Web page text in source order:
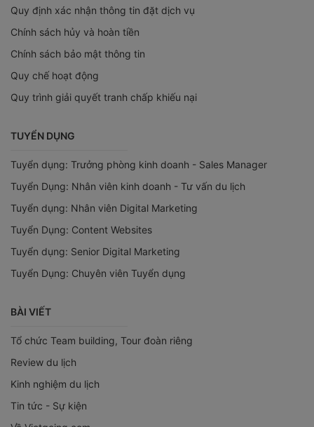
Quy định xác nhận thông tin đặt dịch vụ
Chính sách hủy và hoàn tiền
Chính sách bảo mật thông tin
Quy chế hoạt động
Quy trình giải quyết tranh chấp khiếu nại
TUYỂN DỤNG
Tuyển dụng: Trưởng phòng kinh doanh - Sales Manager
Tuyển Dụng: Nhân viên kinh doanh - Tư vấn du lịch
Tuyển dụng: Nhân viên Digital Marketing
Tuyển Dụng: Content Websites
Tuyển dụng: Senior Digital Marketing
Tuyển Dụng: Chuyên viên Tuyển dụng
BÀI VIẾT
Tổ chức Team building, Tour đoàn riêng
Review du lịch
Kinh nghiệm du lịch
Tin tức - Sự kiện